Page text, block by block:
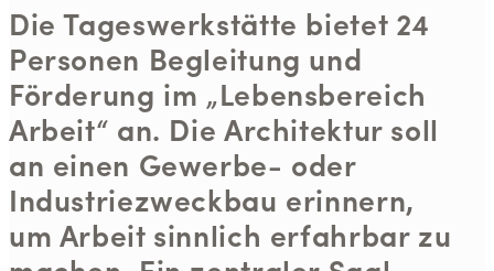
Die Tageswerkstätte bietet 24
Personen Begleitung und
Förderung im „Lebensbereich
Arbeit“ an. Die Architektur soll
an einen Gewerbe- oder
Industriezweckbau erinnern,
um Arbeit sinnlich erfahrbar zu